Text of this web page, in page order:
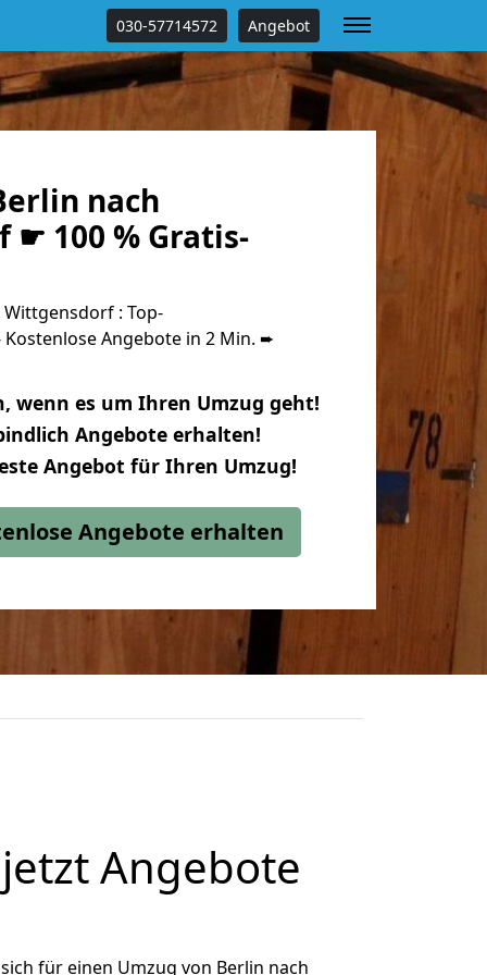
030-57714572 Angebot
nach
100 % Gratis-
: Top-
Angebote in 2 Min. ➨
wenn es um Ihren Umzug geht!
Angebote erhalten!
Angebot für Ihren Umzug!
Angebote erhalten
Angebote
für einen Umzug von Berlin nach